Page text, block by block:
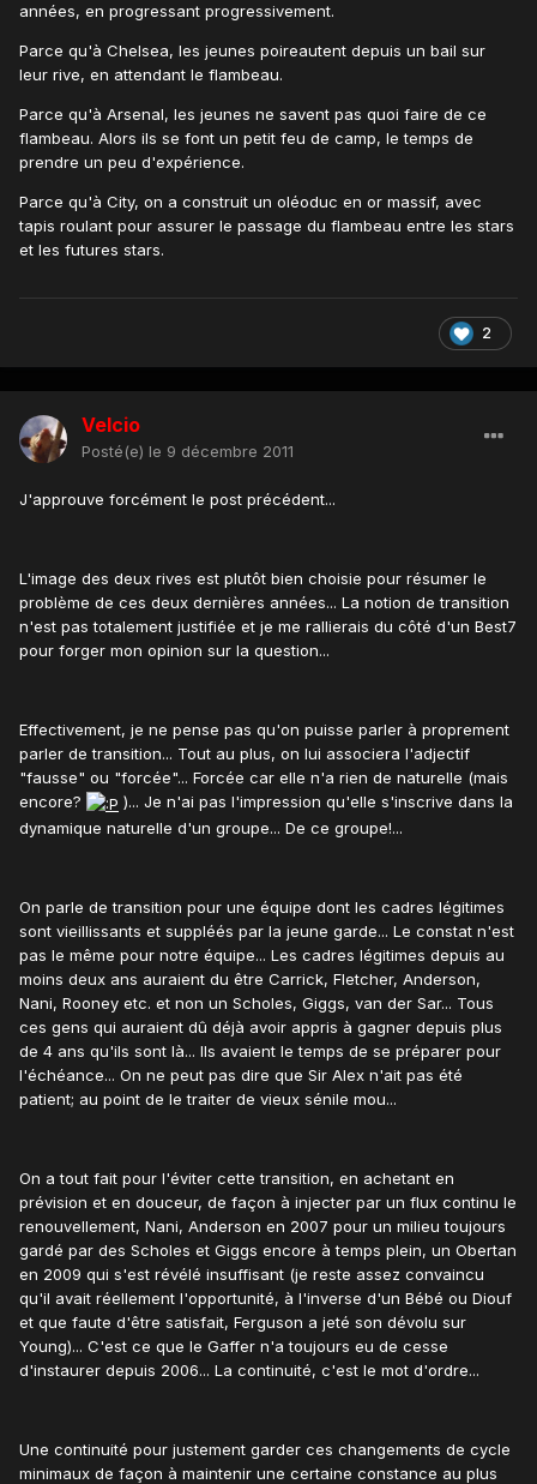
années, en progressant progressivement.
Parce qu'à Chelsea, les jeunes poireautent depuis un bail sur
leur rive, en attendant le flambeau.
Parce qu'à Arsenal, les jeunes ne savent pas quoi faire de ce
flambeau. Alors ils se font un petit feu de camp, le temps de
prendre un peu d'expérience.
Parce qu'à City, on a construit un oléoduc en or massif, avec
tapis roulant pour assurer le passage du flambeau entre les stars
et les futures stars.
2
Velcio
Posté(e) le 9 décembre 2011
J'approuve forcément le post précédent...
L'image des deux rives est plutôt bien choisie pour résumer le
problème de ces deux dernières années... La notion de transition
n'est pas totalement justifiée et je me rallierais du côté d'un Best7
pour forger mon opinion sur la question...
Effectivement, je ne pense pas qu'on puisse parler à proprement
parler de transition... Tout au plus, on lui associera l'adjectif
"fausse" ou "forcée"... Forcée car elle n'a rien de naturelle (mais
encore?
)... Je n'ai pas l'impression qu'elle s'inscrive dans la
dynamique naturelle d'un groupe... De ce groupe!...
On parle de transition pour une équipe dont les cadres légitimes
sont vieillissants et suppléés par la jeune garde... Le constat n'est
pas le même pour notre équipe... Les cadres légitimes depuis au
moins deux ans auraient du être Carrick, Fletcher, Anderson,
Nani, Rooney etc. et non un Scholes, Giggs, van der Sar... Tous
ces gens qui auraient dû déjà avoir appris à gagner depuis plus
de 4 ans qu'ils sont là... Ils avaient le temps de se préparer pour
l'échéance... On ne peut pas dire que Sir Alex n'ait pas été
patient; au point de le traiter de vieux sénile mou...
On a tout fait pour l'éviter cette transition, en achetant en
prévision et en douceur, de façon à injecter par un flux continu le
renouvellement, Nani, Anderson en 2007 pour un milieu toujours
gardé par des Scholes et Giggs encore à temps plein, un Obertan
en 2009 qui s'est révélé insuffisant (je reste assez convaincu
qu'il avait réellement l'opportunité, à l'inverse d'un Bébé ou Diouf
et que faute d'être satisfait, Ferguson a jeté son dévolu sur
Young)... C'est ce que le Gaffer n'a toujours eu de cesse
d'instaurer depuis 2006... La continuité, c'est le mot d'ordre...
Une continuité pour justement garder ces changements de cycle
minimaux de façon à maintenir une certaine constance au plus